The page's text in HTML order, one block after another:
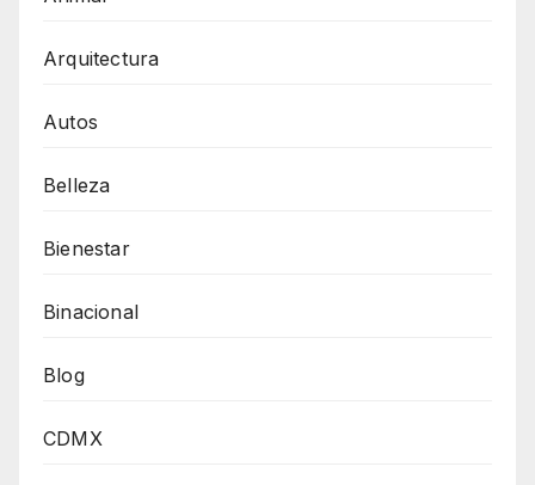
Arquitectura
Autos
Belleza
Bienestar
Binacional
Blog
CDMX